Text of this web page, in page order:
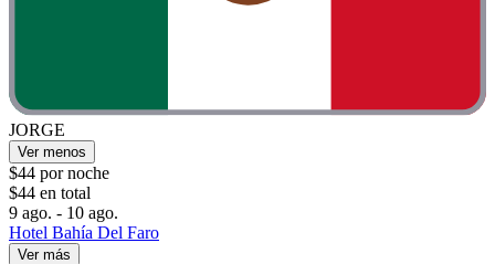
JORGE
Ver menos
$44 por noche
$44 en total
9 ago. - 10 ago.
Hotel Bahía Del Faro
Ver más